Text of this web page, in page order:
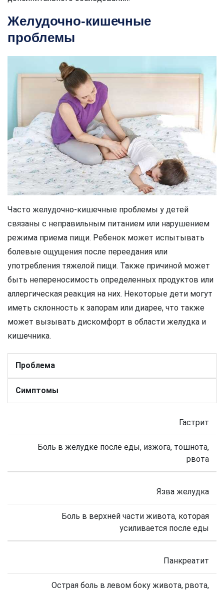
Желудочно-кишечные
проблемы
Часто желудочно-кишечные проблемы у детей
связаны с неправильным питанием или нарушением
режима приема пищи. Ребенок может испытывать
болевые ощущения после переедания или
употребления тяжелой пищи. Также причиной может
быть непереносимость определенных продуктов или
аллергическая реакция на них. Некоторые дети могут
иметь склонность к запорам или диарее, что также
может вызывать дискомфорт в области желудка и
кишечника.
Проблема
Симптомы
Гастрит
Боль в желудке после еды, изжога, тошнота,
рвота
Язва желудка
Боль в верхней части живота, которая
усиливается после еды
Панкреатит
Острая боль в левом боку живота, рвота,